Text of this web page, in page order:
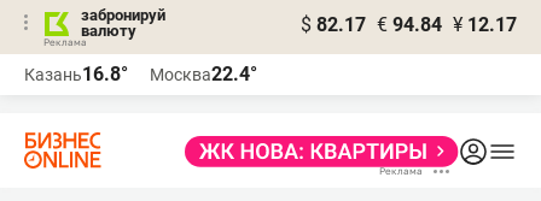
забронируй
валюту
$ 82.17 € 94.84 ¥ 12.17
Казань16.8° Москва22.4°